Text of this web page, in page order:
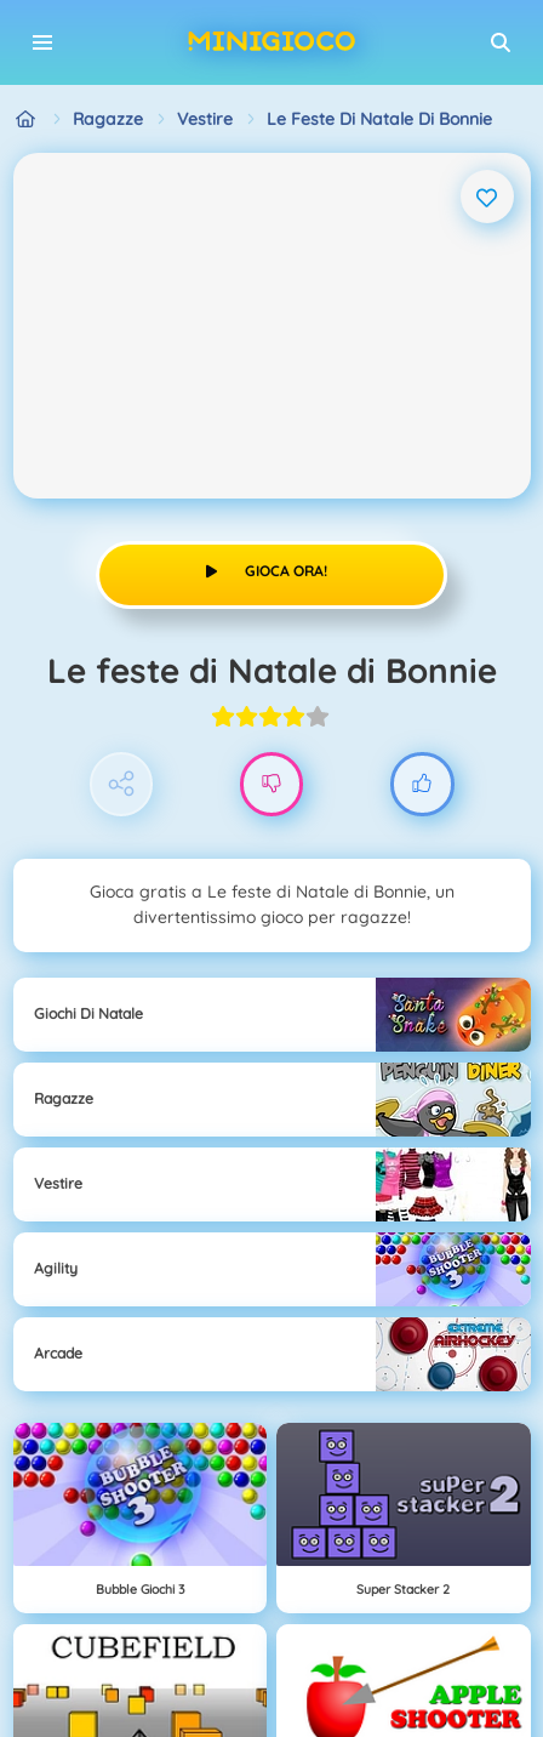
Ragazze Vestire Le Feste Di Natale Di Bonnie
GIOCA ORA!
Le feste di Natale di Bonnie
Gioca gratis a Le feste di Natale di Bonnie, un
divertentissimo gioco per ragazze!
Giochi Di Natale
Ragazze
Vestire
Agility
Arcade
Bubble Giochi 3 Super Stacker 2